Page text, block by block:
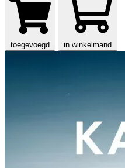
toegevoegd in winkelmand